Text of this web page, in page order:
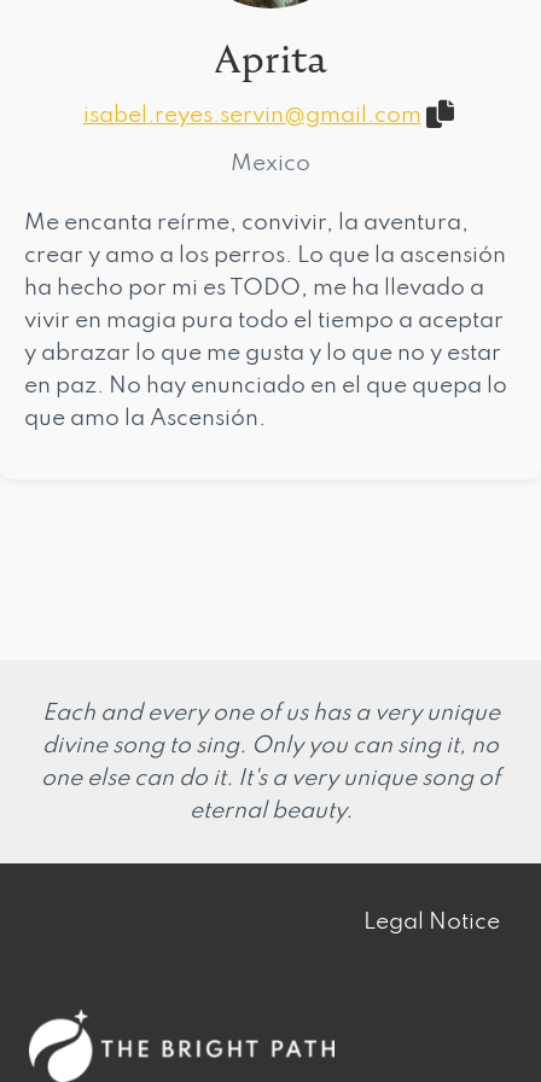
Aprita
isabel.reyes.servin@gmail.com
Mexico
Me encanta reírme, convivir, la aventura,
crear y amo a los perros. Lo que la ascensión
ha hecho por mi es TODO, me ha llevado a
vivir en magia pura todo el tiempo a aceptar
y abrazar lo que me gusta y lo que no y estar
en paz. No hay enunciado en el que quepa lo
que amo la Ascensión.
Each and every one of us has a very unique
divine song to sing. Only you can sing it, no
one else can do it. It's a very unique song of
eternal beauty.
Legal Notice